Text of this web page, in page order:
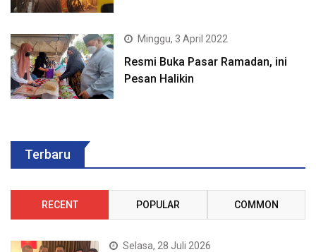
Minggu, 3 April 2022
Resmi Buka Pasar Ramadan, ini
Pesan Halikin
Terbaru
RECENT POPULAR COMMON
Selasa, 28 Juli 2026